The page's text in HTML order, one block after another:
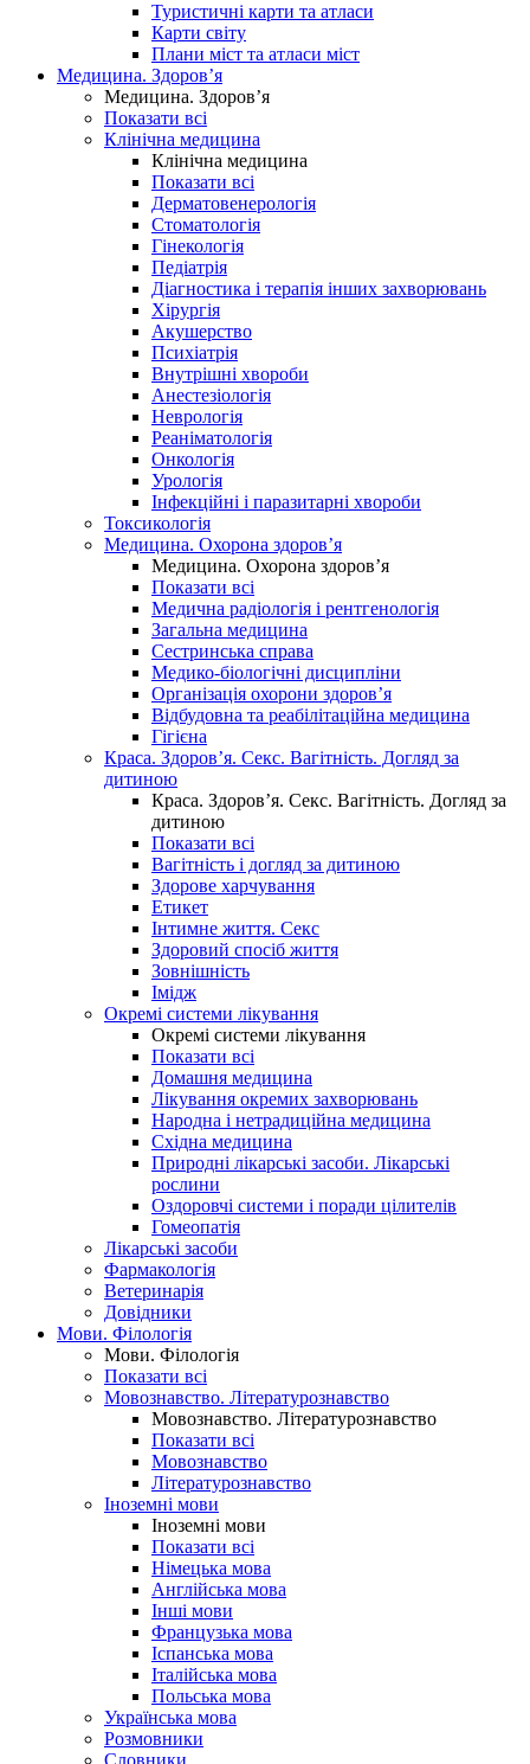
Туристичні карти та атласи
Карти світу
Плани міст та атласи міст
Медицина. Здоров’я
Медицина. Здоров’я
Показати всі
Клінічна медицина
Клінічна медицина
Показати всі
Дерматовенерологія
Стоматологія
Гінекологія
Педіатрія
Діагностика і терапія інших захворювань
Хірургія
Акушерство
Психіатрія
Внутрішні хвороби
Анестезіологія
Неврологія
Реаніматологія
Онкологія
Урологія
Інфекційні і паразитарні хвороби
Токсикологія
Медицина. Охорона здоров’я
Медицина. Охорона здоров’я
Показати всі
Медична радіологія і рентгенологія
Загальна медицина
Сестринська справа
Медико-біологічні дисципліни
Організація охорони здоров’я
Відбудовна та реабілітаційна медицина
Гігієна
Краса. Здоров’я. Секс. Вагітність. Догляд за
дитиною
Краса. Здоров’я. Секс. Вагітність. Догляд за
дитиною
Показати всі
Вагітність і догляд за дитиною
Здорове харчування
Етикет
Інтимне життя. Секс
Здоровий спосіб життя
Зовнішність
Імідж
Окремі системи лікування
Окремі системи лікування
Показати всі
Домашня медицина
Лікування окремих захворювань
Народна і нетрадиційна медицина
Східна медицина
Природні лікарські засоби. Лікарські
рослини
Оздоровчі системи і поради цілителів
Гомеопатія
Лікарські засоби
Фармакологія
Ветеринарія
Довідники
Мови. Філологія
Мови. Філологія
Показати всі
Мовознавство. Літературознавство
Мовознавство. Літературознавство
Показати всі
Мовознавство
Літературознавство
Іноземні мови
Іноземні мови
Показати всі
Німецька мова
Англійська мова
Інші мови
Французька мова
Іспанська мова
Італійська мова
Польська мова
Українська мова
Розмовники
Словники